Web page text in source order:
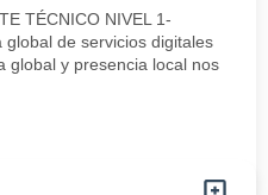
TÉCNICO NIVEL 1-
global de servicios digitales
global y presencia local nos